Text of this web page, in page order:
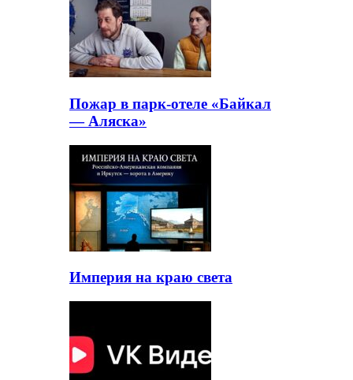
Пожар в парк-отеле «Байкал
— Аляска»
Империя на краю света